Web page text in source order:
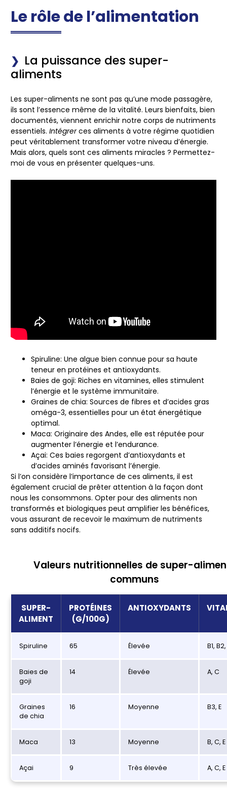
Le rôle de l’alimentation
La puissance des super-
aliments
Les super-aliments ne sont pas qu’une mode passagère,
ils sont l’essence même de la vitalité. Leurs bienfaits, bien
documentés, viennent enrichir notre corps de nutriments
essentiels. Intégrerces aliments à votre régime quotidien
peut véritablement transformer votre niveau d’énergie.
Mais alors, quels sont ces aliments miracles ? Permettez-
moi de vous en présenter quelques-uns.
Spiruline: Une algue bien connue pour sa haute
teneur en protéines et antioxydants.
Baies de goji: Riches en vitamines, elles stimulent
l’énergie et le système immunitaire.
Graines de chia: Sources de fibres et d’acides gras
oméga-3, essentielles pour un état énergétique
optimal.
Maca: Originaire des Andes, elle est réputée pour
augmenter l’énergie et l’endurance.
Açai: Ces baies regorgent d’antioxydants et
d’acides aminés favorisant l’énergie.
Si l’on considère l’importance de ces aliments, il est
également crucial de prêter attention à la façon dont
nous les consommons. Opter pour des aliments non
transformés et biologiques peut amplifier les bénéfices,
vous assurant de recevoir le maximum de nutriments
sans additifs nocifs.
Valeurs nutritionnelles de super-
communs
SUPER-
ALIMENT
PROTÉINES
(G/100G)
ANTIOXYDANTS
Spiruline 65 Élevée B1,
Baies de
goji
14 Élevée A, C
Graines
de chia
16 Moyenne B3, E
Maca 13 Moyenne B, C, E
Açai 9 Très élevée A, C, E